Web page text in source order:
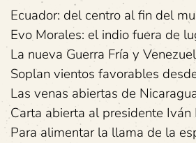
Ecuador: del centro al fin del
Evo Morales: el indio fuera de
La nueva Guerra Fría y
Soplan vientos favorables
Las venas abiertas de
Carta abierta al presidente Iván
Para alimentar la llama de la